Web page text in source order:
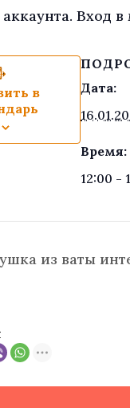
Вход в
в
Дата:
Время:
12:00 -
из ваты